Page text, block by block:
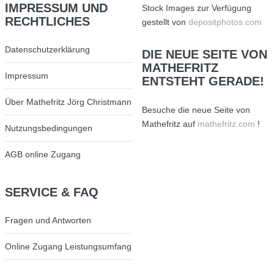
IMPRESSUM UND
RECHTLICHES
Datenschutzerklärung
Impressum
Über Mathefritz Jörg Christmann
Nutzungsbedingungen
AGB online Zugang
SERVICE& FAQ
Fragen und Antworten
Online Zugang Leistungsumfang
Stock Images zur Verfügung
gestellt von depositphotos.com
DIENEUE SEITE VON
MATHEFRITZ
ENTSTEHT GERADE!
Besuche die neue Seite von
Mathefritz auf mathefritz.com !